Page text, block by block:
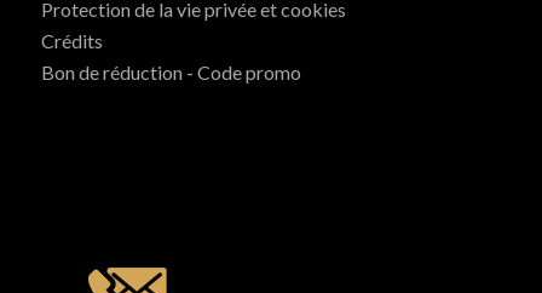
Protection de la vie privée et cookies
Crédits
Bon de réduction - Code promo